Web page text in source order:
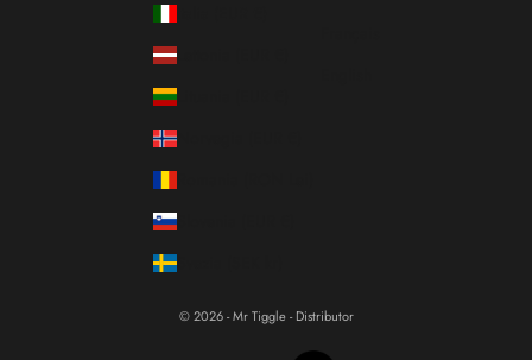
Italia (EUR €)
Lettonia (EUR €)
Lituania (EUR €)
Norvegia (EUR €)
Romania (RON Lei)
Slovenia (EUR €)
Svezia (SEK kr)
© 2026 - Mr Tiggle - Distributor